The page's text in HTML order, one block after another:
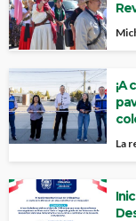
¡A
La